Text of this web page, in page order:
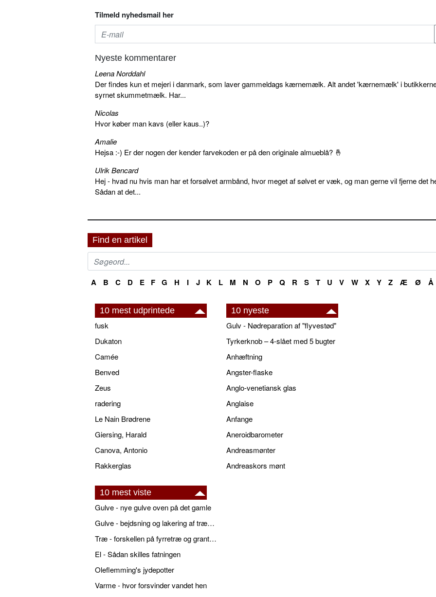
Tilmeld nyhedsmail her
Nyeste kommentarer
Leena Norddahl
Der findes kun et mejeri i danmark, som laver gammeldags kærnemælk. Alt andet 'kærnemælk' i
syrnet skummetmælk. Har...
Nicolas
Hvor køber man kavs (eller kaus..)?
Amalie
Hejsa :-) Er der nogen der kender farvekoden er på den originale almueblå? 🤞
Ulrik Bencard
Hej - hvad nu hvis man har et forsølvet armbånd, hvor meget af sølvet er væk, og man gerne vil fjerne det
Sådan at det...
Find en artikel
A B C D E F G H I J K L M N O P Q R S T U V W X Y Z Æ Ø Å
10 mest udprintede
fusk
Dukaton
Camée
Benved
Zeus
radering
Le Nain Brødrene
Giersing, Harald
Canova, Antonio
Rakkerglas
10 nyeste
Gulv - Nødreparation af "flyvestød"
Tyrkerknob – 4-slået med 5 bugter
Anhæftning
Angster-flaske
Anglo-venetiansk glas
Anglaise
Anfange
Aneroidbarometer
Andreasmønter
Andreaskors mønt
10 mest viste
Gulve - nye gulve oven på det gamle
Gulve - bejdsning og lakering af trægulve
Træ - forskellen på fyrretræ og grantræ
El - Sådan skilles fatningen
Oleflemming's jydepotter
Varme - hvor forsvinder vandet hen